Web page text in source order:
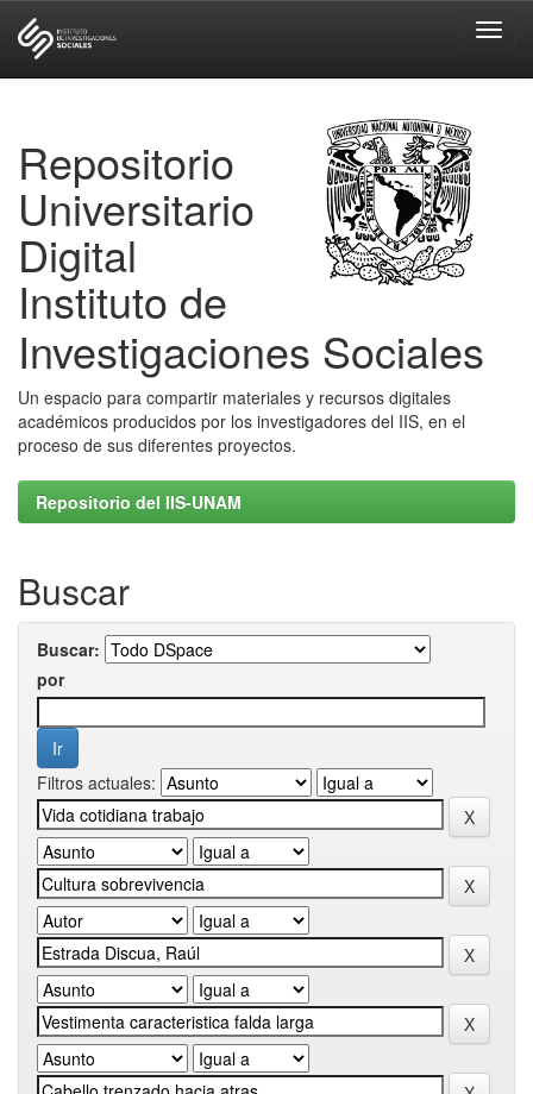
Repositorio
Universitario
Digital
Instituto de
Investigaciones Sociales
Un espacio para compartir materiales y recursos digitales
académicos producidos por los investigadores del IIS, en el
proceso de sus diferentes proyectos.
Repositorio del IIS-UNAM
Buscar
Buscar:
por
Filtros actuales: